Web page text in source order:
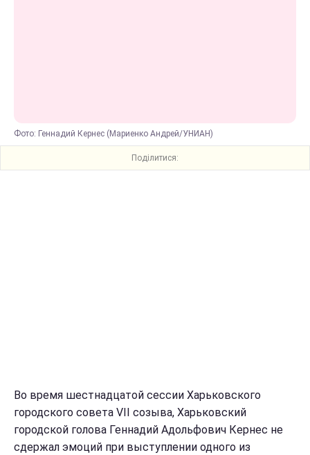
Фото: Геннадий Кернес (Мариенко Андрей/УНИАН)
Поділитися:
Во время шестнадцатой сессии Харьковского
городского совета VII созыва, Харьковский
городской голова Геннадий Адольфович Кернес не
сдержал эмоций при выступлении одного из